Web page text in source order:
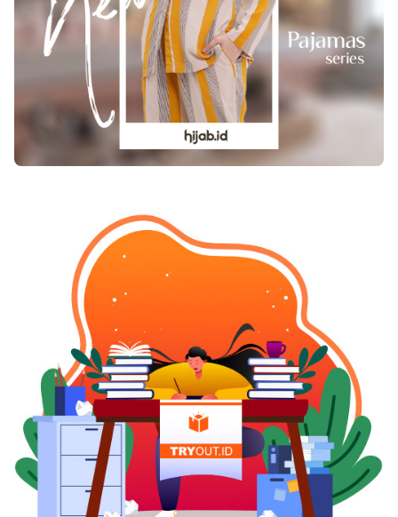
paru basah Ultra Mangosteen salah satunya B1,
B2 serta C, dan Kalsium, sodium, serta zat besi.
Manggis mempunyai kandungan gartanin,
epictechin, flavonoid, garsinon, spingomyolinase,
mangostin, dan tentu saja xanthone. Selain itu,
kulit manggis pun mampu membunuh penyakit
dan memperbaiki sel yang telah rusak serta
melindungi sel-sel di dalam tubuh karena di